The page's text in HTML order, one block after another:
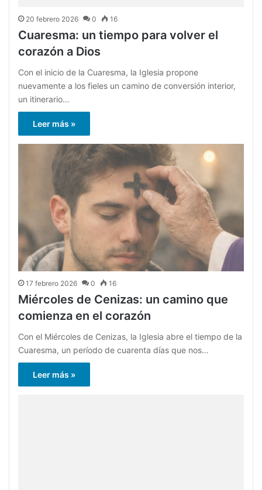
20 febrero 2026 0 16
Cuaresma: un tiempo para volver el
corazón a Dios
Con el inicio de la Cuaresma, la Iglesia propone
nuevamente a los fieles un camino de conversión interior,
un itinerario…
Leer más »
17 febrero 2026 0 16
Miércoles de Cenizas: un camino que
comienza en el corazón
Con el Miércoles de Cenizas, la Iglesia abre el tiempo de la
Cuaresma, un período de cuarenta días que nos…
Leer más »